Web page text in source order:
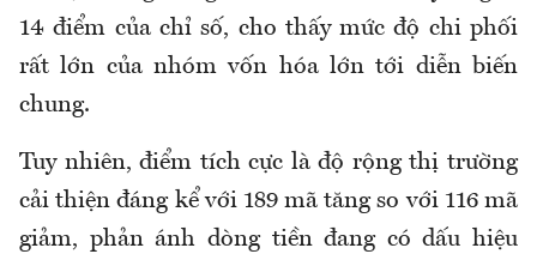
14 điểm của chỉ số, cho thấy mức độ chi phối
rất lớn của nhóm vốn hóa lớn tới diễn biến
chung.
Tuy nhiên, điểm tích cực là độ rộng thị trường
cải thiện đáng kể với 189 mã tăng so với 116 mã
giảm, phản ánh dòng tiền đang có dấu hiệu